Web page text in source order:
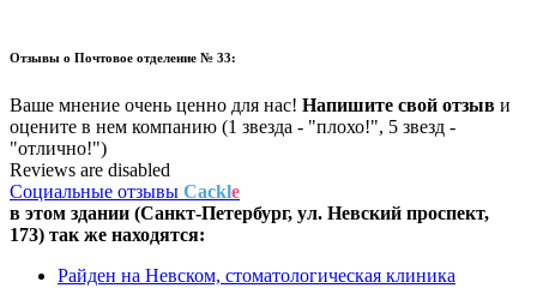
Отзывы о Почтовое отделение № 33:
Ваше мнение очень ценно для нас! Напишите свой отзыв и
оцените в нем компанию (1 звезда - "плохо!", 5 звезд -
"отлично!")
Reviews are disabled
Социальные отзывы Cackle
в этом здании (Санкт-Петербург, ул. Невский проспект,
173) так же находятся:
Райден на Невском, стоматологическая клиника